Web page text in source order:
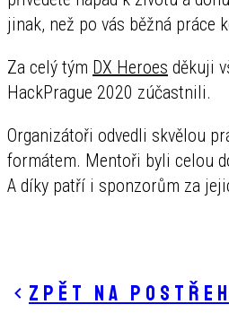
jinak, než po vás běžná práce
Za celý tým DX Heroes děkuji
HackPrague 2020 zúčastnili.
Organizátoři odvedli skvělou
formátem. Mentoři byli celou
A díky patří i sponzorům za
Zpět na